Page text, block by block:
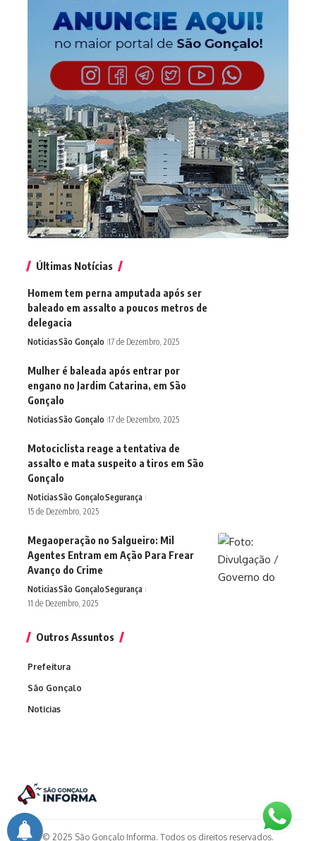
Últimas Notícias
Homem tem perna amputada após ser
baleado em assalto a poucos metros de
delegacia
NoticiasSão Gonçalo 17 de Dezembro, 2025
Mulher é baleada após entrar por
engano no Jardim Catarina, em São
Gonçalo
NoticiasSão Gonçalo 17 de Dezembro, 2025
Motociclista reage a tentativa de
assalto e mata suspeito a tiros em São
Gonçalo
NoticiasSão GonçaloSegurança
15 de Dezembro, 2025
Megaoperação no Salgueiro: Mil
Agentes Entram em Ação Para Frear
Avanço do Crime
NoticiasSão GonçaloSegurança
11 de Dezembro, 2025
Outros Assuntos
Prefeitura
São Gonçalo
Noticias
© 2025 São Gonçalo Informa. Todos os direitos reservados.